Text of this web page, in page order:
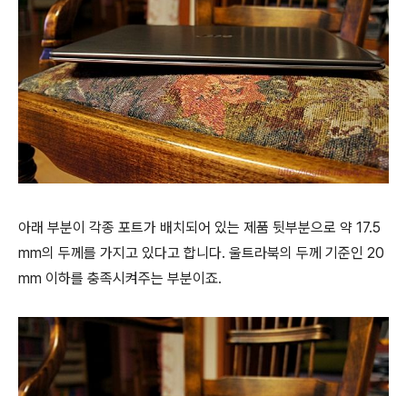
아래 부분이 각종 포트가 배치되어 있는 제품 뒷부분으로 약 17.5
mm의 두께를 가지고 있다고 합니다. 울트라북의 두께 기준인 20
mm 이하를 충족시켜주는 부분이죠.